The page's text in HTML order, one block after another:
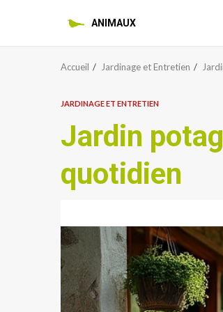
ANIMAUX
Accueil Jardinage et Entretien
JARDINAGE ET ENTRETIEN
Jardin
quotidien